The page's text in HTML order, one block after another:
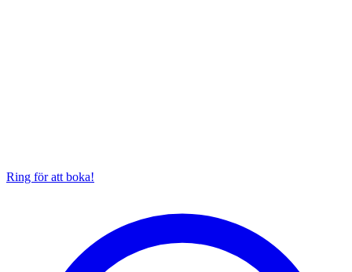
Ring för att boka!